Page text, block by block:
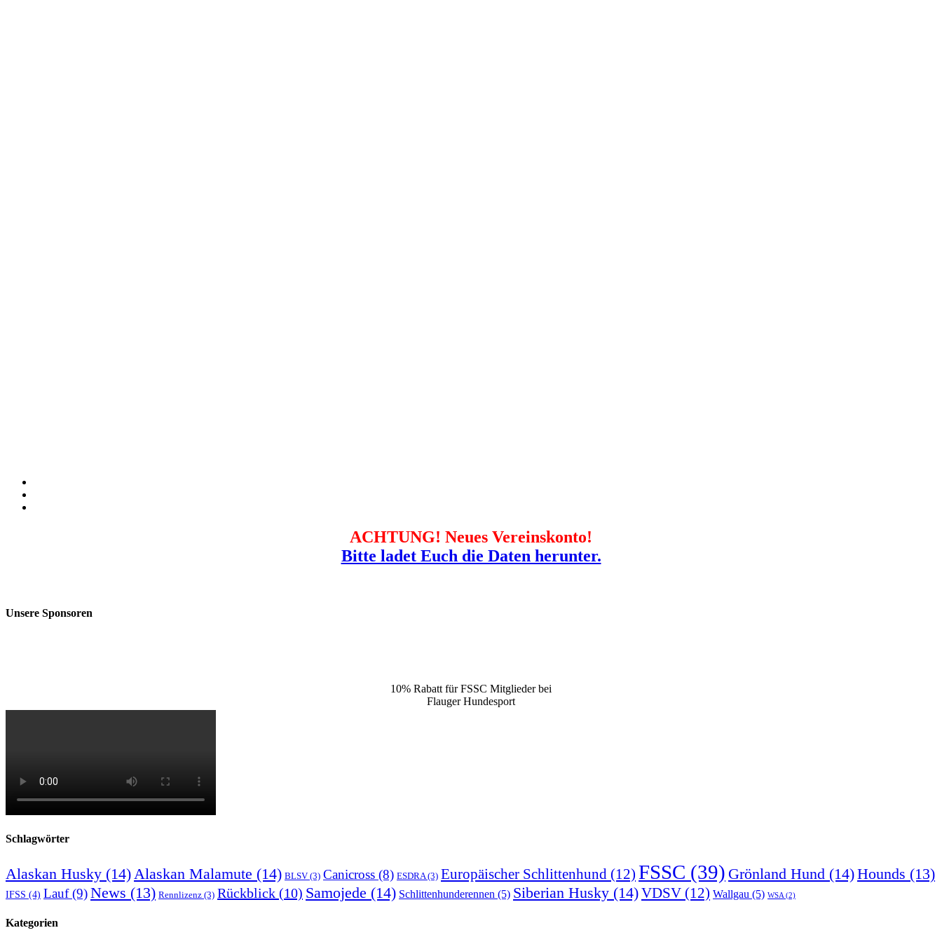
ACHTUNG! Neues Vereinskonto!
Bitte ladet Euch die Daten herunter.
Unsere Sponsoren
10% Rabatt für FSSC Mitglieder bei
Flauger Hundesport
Schlagwörter
Alaskan Husky (14) Alaskan Malamute (14) BLSV (3) Canicross (8) ESDRA (3) Europäischer Schlittenhund (12) FSSC (39) Grönland Hund (14)Hounds (13)
IFSS (4) Lauf(9)News (13) Rennlizenz (3) Rückblick (10) Samojede (14) Schlittenhunderennen (5) Siberian Husky (14)VDSV (12) Wallgau (5) WSA (2)
Kategorien